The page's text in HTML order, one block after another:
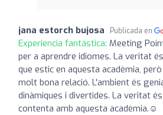
jana estorch bujosa Publicada en
Experiencia fantástica: Meeting
per a aprendre idiomes. La veritat
que estic en aquesta acadèmia,
molt bona relació. L'ambient és
dinàmiques i divertides. La veritat
contenta amb aquesta acadèmia.☺️